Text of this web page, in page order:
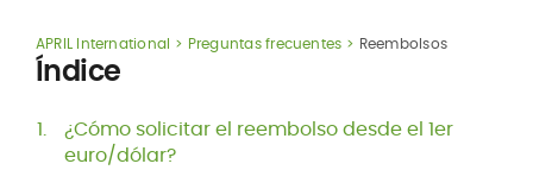
APRIL International Preguntas frecuentes Reembolsos
Índice
¿Cómo solicitar el reembolso desde el 1er
euro/dólar?